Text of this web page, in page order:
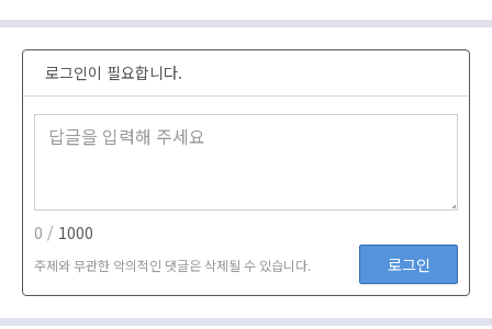
로그인이 필요합니다.
0 / 1000
주제와 무관한 악의적인 댓글은 삭제될 수 있습니다. 로그인